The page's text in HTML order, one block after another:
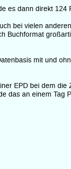
es dann direkt
bei vielen
Buchformat
mit und
EPD bei dem
das an einem